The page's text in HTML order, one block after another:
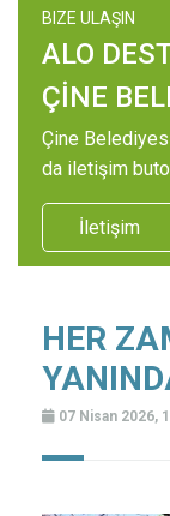
BIZE ULAŞIN
ALO
ÇİNE
Çine
da iletişim
İletişim
HER
07 Nisan 2026,